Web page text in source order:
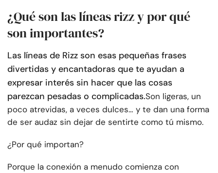
¿Qué son las líneas rizz y por qué
son importantes?
Las líneas de Rizz son esas pequeñas frases
divertidas y encantadoras que te ayudan a
expresar interés sin hacer que las cosas
parezcan pesadas o complicadas.Son ligeras, un
poco atrevidas, a veces dulces… y te dan una forma
de ser audaz sin dejar de sentirte como tú mismo.
¿Por qué importan?
Porque la conexión a menudo comienza con